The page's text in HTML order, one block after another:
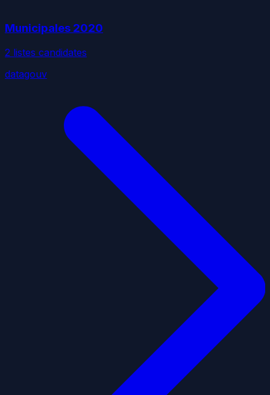
Municipales 2020
2 listes candidates
datagouv